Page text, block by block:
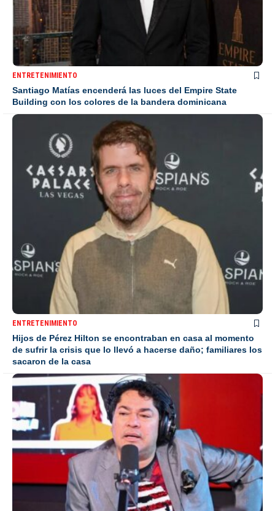
ENTRETENIMIENTO
Santiago Matías encenderá las luces del Empire State
Building con los colores de la bandera dominicana
ENTRETENIMIENTO
Hijos de Pérez Hilton se encontraban en casa al momento
de sufrir la crisis que lo llevó a hacerse daño; familiares los
sacaron de la casa